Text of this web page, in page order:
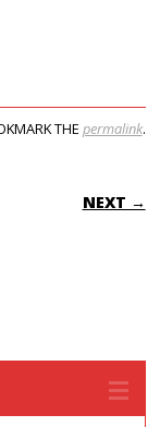
THE permalink.
NEXT →